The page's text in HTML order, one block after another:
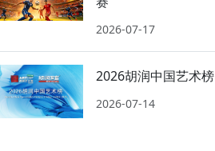
2026-07-17
2026胡润中国艺术榜
2026-07-14